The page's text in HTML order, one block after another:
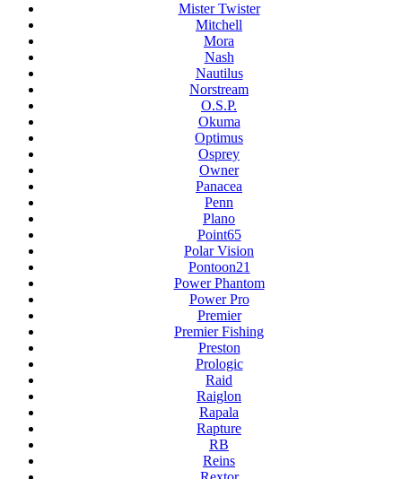
Mister Twister
Mitchell
Mora
Nash
Nautilus
Norstream
O.S.P.
Okuma
Optimus
Osprey
Owner
Panacea
Penn
Plano
Point65
Polar Vision
Pontoon21
Power Phantom
Power Pro
Premier
Premier Fishing
Preston
Prologic
Raid
Raiglon
Rapala
Rapture
RB
Reins